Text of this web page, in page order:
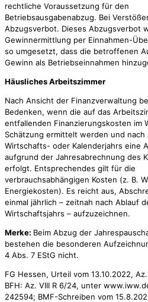
rechtliche Voraussetzung für den
Betriebsausgabenabzug. Bei
Abzugsverbot. Dieses Abzugsverbot
Gewinnermittlung per Einnahmen-
so umgesetzt, dass die betroffenen
Gewinn als Betriebseinnahmen
Häusliches Arbeitszimmer
Nach Ansicht der Finanzverwaltung
Bedenken, wenn die auf das
entfallenden Finanzierungskosten im
Schätzung ermittelt werden und nach
Wirtschafts- oder Kalenderjahrs eine
aufgrund der Jahresabrechnung des
erfolgt. Entsprechendes gilt für die
verbrauchsabhängigen Kosten (z. B.
Energiekosten). Es reicht aus,
einmal jährlich – zeitnah nach Ablauf
Wirtschaftsjahrs – aufzuzeichnen.
Merke: Beim Abzug der
bestehen die besonderen
4 Abs. 7 EStG nicht.
FG Hessen, Urteil vom 13.10.2022,
BFH: Az. VIII R 6/24, unter
242594; BMF-Schreiben vom